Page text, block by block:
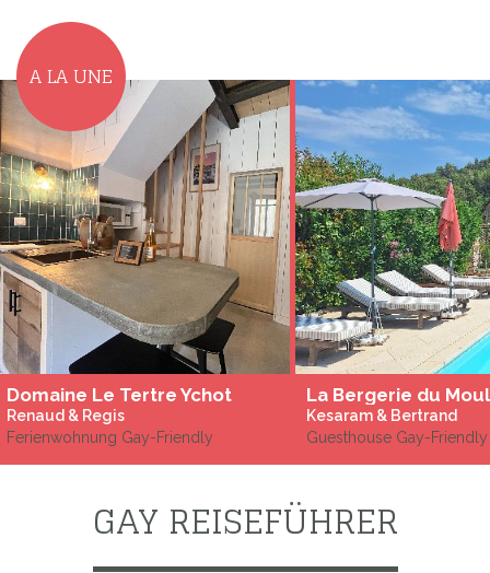
A LA UNE
Domaine Le Tertre Ychot
Renaud & Regis
Ferienwohnung Gay-Friendly
La Bergerie du
Kesaram & Bertrand
Guesthouse Gay-Friendly
GAY REISEFÜHRER